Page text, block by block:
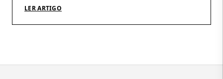
acreditar. A Copa tem essa capacidade rara de
LER ARTIGO